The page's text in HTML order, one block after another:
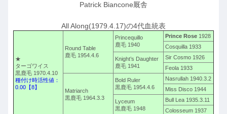
Patrick Biancone厩舎
All Along(1979.4.17)の4代血統表
★
ターゴワイス
黒鹿毛 1970.4.10
種付け時活性値：
0.00【8】
Round Table
鹿毛 1954.4.6
Princequillo
鹿毛 1940
Prince Rose 1928
Cosquilla 1933
Knight’s Daughter
鹿毛 1941
Sir Cosmo 1926
Feola 1933
Matriarch
黒鹿毛 1964.3.3
Bold Ruler
黒鹿毛 1954.4.6
Nasrullah 1940.3.2
Miss Disco 1944
Lyceum
黒鹿毛 1948
Bull Lea 1935.3.11
Colosseum 1937